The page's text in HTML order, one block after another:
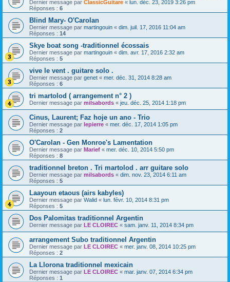
Dernier message par ClassicGuitare « lun. déc. 23, 2019 3:26 pm
Réponses : 6
Blind Mary- O'Carolan
Dernier message par martingouin « dim. juil. 17, 2016 11:04 am
Réponses : 14
Skye boat song -traditionnel écossais
Dernier message par martingouin « dim. avr. 17, 2016 2:32 am
Réponses : 5
vive le vent . guitare solo .
Dernier message par genet « mer. déc. 31, 2014 8:28 am
Réponses : 6
tri martolod ( arrangement n° 2 )
Dernier message par milsabords « jeu. déc. 25, 2014 1:18 pm
Cinus, Laurent; Faz hoje un ano - Trio
Dernier message par lepierre « mer. déc. 17, 2014 1:05 pm
Réponses : 2
O'Carolan - Gen Monroe's Lamentation
Dernier message par Marief « mer. déc. 10, 2014 5:50 pm
Réponses : 8
traditionnel breton . Tri martolod . arr guitare solo
Dernier message par milsabords « dim. nov. 23, 2014 6:11 am
Réponses : 5
Laayoun etaous (airs kabyles)
Dernier message par Walid « lun. févr. 10, 2014 8:31 pm
Réponses : 5
Dos Palomitas traditionnel Argentin
Dernier message par LE CLOIREC « sam. janv. 11, 2014 8:34 pm
arrangement Subo traditionnel Argentin
Dernier message par LE CLOIREC « mer. janv. 08, 2014 10:25 pm
Réponses : 2
La Llorona traditionnel mexicain
Dernier message par LE CLOIREC « mar. janv. 07, 2014 6:34 pm
Réponses : 1